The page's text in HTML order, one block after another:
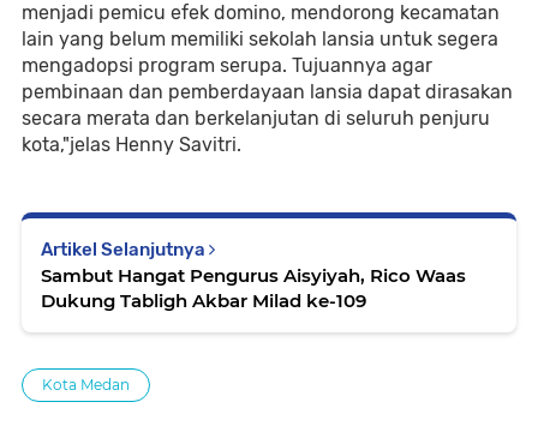
menjadi pemicu efek domino, mendorong kecamatan
lain yang belum memiliki sekolah lansia untuk segera
mengadopsi program serupa. Tujuannya agar
pembinaan dan pemberdayaan lansia dapat dirasakan
secara merata dan berkelanjutan di seluruh penjuru
kota,"jelas Henny Savitri.
Artikel Selanjutnya
Sambut Hangat Pengurus Aisyiyah, Rico Waas
Dukung Tabligh Akbar Milad ke-109
Kota Medan